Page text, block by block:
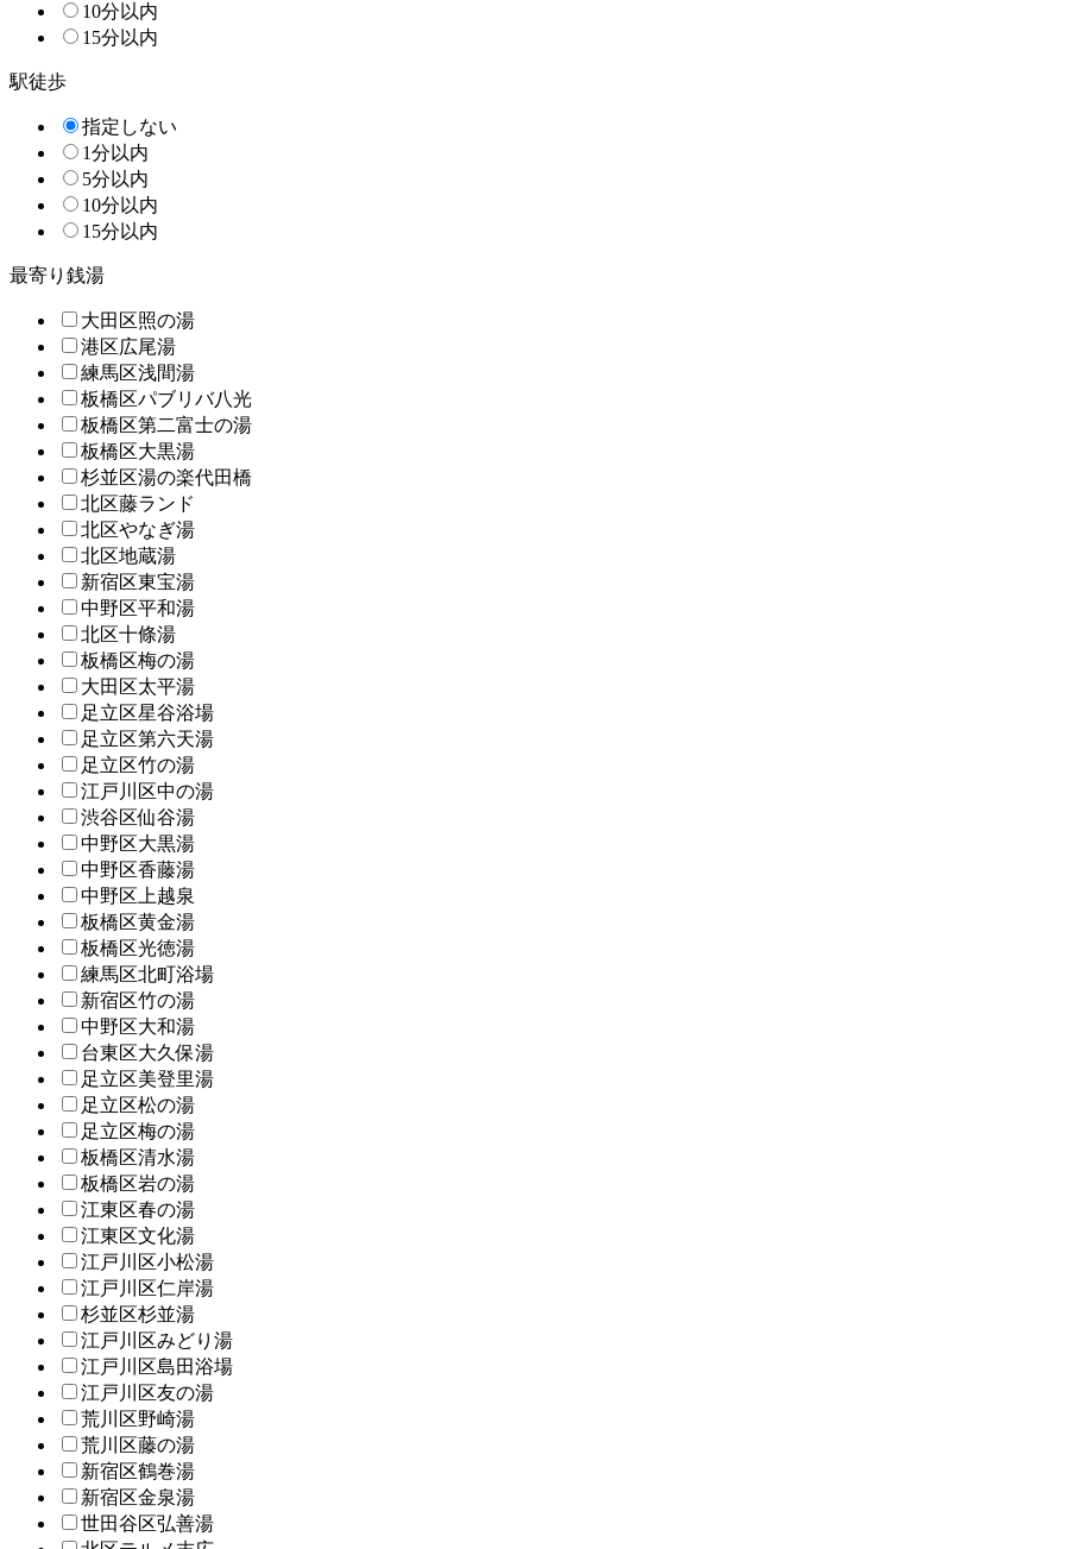
10分以内
15分以内
駅徒歩
指定しない
1分以内
5分以内
10分以内
15分以内
最寄り銭湯
大田区照の湯
港区広尾湯
練馬区浅間湯
板橋区パブリバ八光
板橋区第二富士の湯
板橋区大黒湯
杉並区湯の楽代田橋
北区藤ランド
北区やなぎ湯
北区地蔵湯
新宿区東宝湯
中野区平和湯
北区十條湯
板橋区梅の湯
大田区太平湯
足立区星谷浴場
足立区第六天湯
足立区竹の湯
江戸川区中の湯
渋谷区仙谷湯
中野区大黒湯
中野区香藤湯
中野区上越泉
板橋区黄金湯
板橋区光徳湯
練馬区北町浴場
新宿区竹の湯
中野区大和湯
台東区大久保湯
足立区美登里湯
足立区松の湯
足立区梅の湯
板橋区清水湯
板橋区岩の湯
江東区春の湯
江東区文化湯
江戸川区小松湯
江戸川区仁岸湯
杉並区杉並湯
江戸川区みどり湯
江戸川区島田浴場
江戸川区友の湯
荒川区野崎湯
荒川区藤の湯
新宿区鶴巻湯
新宿区金泉湯
世田谷区弘善湯